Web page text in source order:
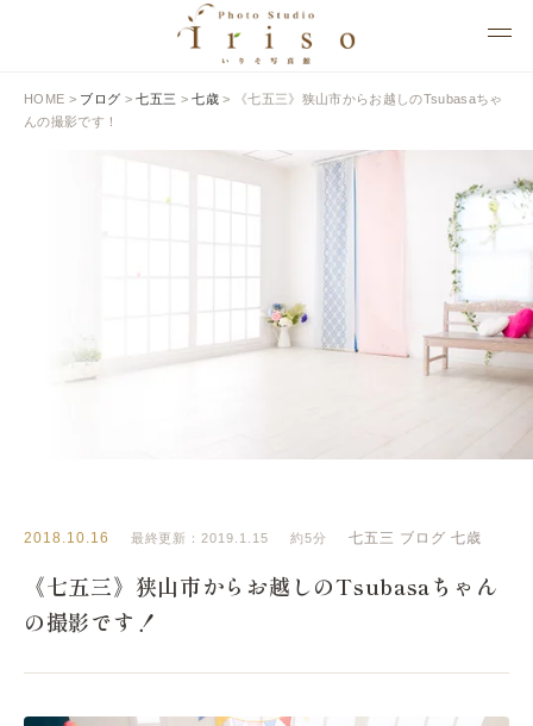
HOME > ブログ >七五三 >七歳 >
《七五三》狭山市からお越しのTsubasaちゃ
んの撮影です！
2018.10.16 最終更新：2019.1.15 約5分 七五三 ブログ 七歳
《七五三》狭山市からお越しのTsubasaちゃん
の撮影です！